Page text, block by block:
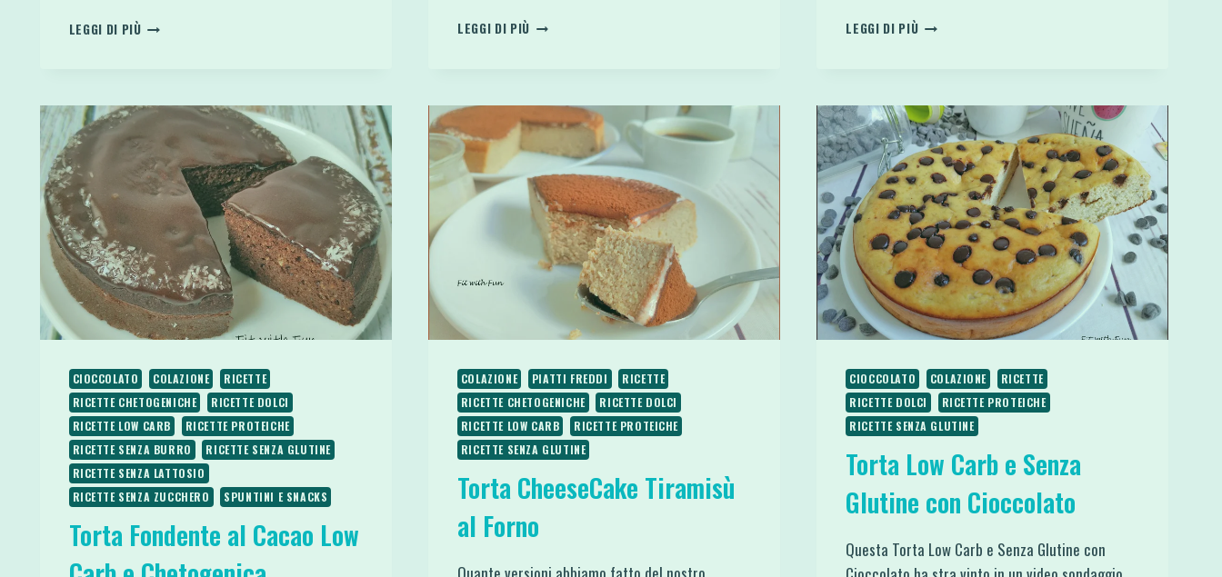
LEGGI DI PIÙMINI
E
CARAMELLO
LEGGI DI PIÙ TORTA
LEGGI DI PIÙTORTA
LOW
CARB
E
PROTEICA
CIOCCOLATO COLAZIONE
RICETTE
RICETTE CHETOGENICHE
RICETTE DOLCI
RICETTE LOW CARB
RICETTE PROTEICHE
RICETTE SENZA BURRO
RICETTE SENZA GLUTINE
RICETTE SENZA LATTOSIO
RICETTE SENZA ZUCCHERO
SPUNTINI E SNACKS
Torta Fondente al Cacao Low
COLAZIONE PIATTI FREDDI
RICETTE
RICETTE CHETOGENICHE
RICETTE DOLCI
RICETTE LOW CARB
RICETTE PROTEICHE
RICETTE SENZA GLUTINE
Torta CheeseCake Tiramisù
al Forno
CIOCCOLATO COLAZIONE
RICETTE
RICETTE DOLCI
RICETTE PROTEICHE
RICETTE SENZA GLUTINE
Torta Low Carb e Senza
Glutine con Cioccolato
Questa Torta Low Carb e Senza Glutine con